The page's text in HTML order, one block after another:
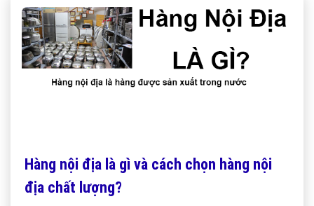
Hàng nội địa là gì và cách chọn hàng nội
địa chất lượng?